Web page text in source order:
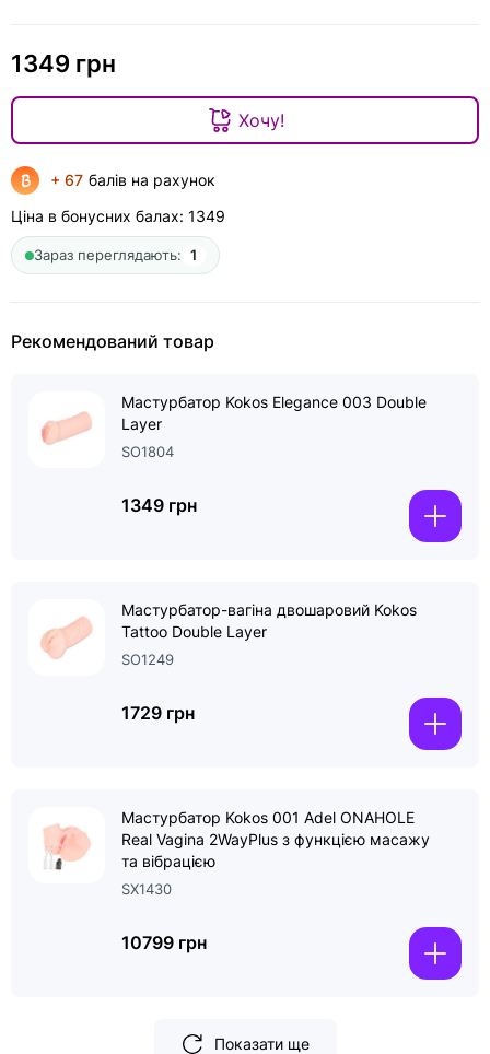
1349 грн
Хочу!
+ 67 балів на рахунок
Ціна в бонусних балах: 1349
Зараз переглядають: 1
Рекомендований товар
Мастурбатор Kokos Elegance 003 Double
Layer
SO1804
1349 грн
Мастурбатор-вагіна двошаровий Kokos
Tattoo Double Layer
SO1249
1729 грн
Мастурбатор Kokos 001 Adel ONAHOLE
Real Vagina 2WayPlus з функцією масажу
та вібрацією
SX1430
10799 грн
Показати ще